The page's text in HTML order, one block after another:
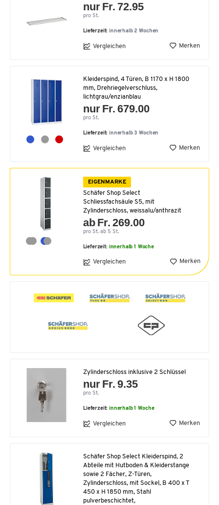
nur Fr. 72.95
pro St.
Lieferzeit: innerhalb 2 Wochen
Vergleichen Merken
Kleiderspind, 4 Türen, B 1170 x H 1800
mm, Drehriegelverschluss,
lichtgrau/enzianblau
nur Fr. 679.00
pro St.
Lieferzeit: innerhalb 3 Wochen
Vergleichen Merken
EIGENMARKE
Schäfer Shop Select
Schliessfachsäule S5, mit
Zylinderschloss, weissalu/anthrazit
ab Fr. 269.00
pro St. ab 5 St.
Lieferzeit: innerhalb 1 Woche
Vergleichen Merken
Zylinderschloss inklusive 2 Schlüssel
nur Fr. 9.35
pro St.
Lieferzeit:innerhalb 1 Woche
Vergleichen Merken
Schäfer Shop Select Kleiderspind, 2
Abteile mit Hutboden & Kleiderstange
sowie 2 Fächer, Z-Türen,
Zylinderschloss, mit Sockel, B 400 x T
450 x H 1850 mm, Stahl
pulverbeschichtet,